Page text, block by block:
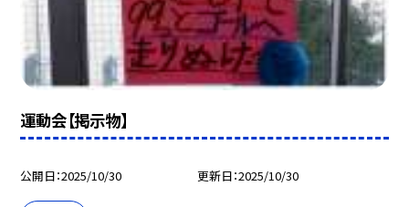
運動会【掲示物】
公開日 2025/10/30 更新日 2025/10/30